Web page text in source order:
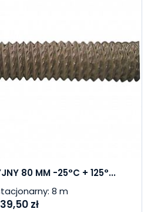
80 MM -25°C + 125°...
8 m
39,50 zł